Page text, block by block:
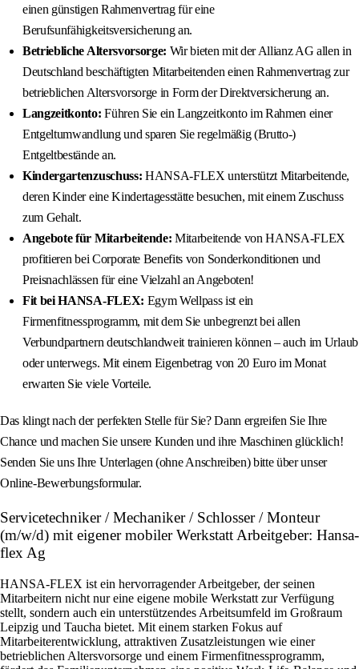
einen günstigen Rahmenvertrag für eine
Berufsunfähigkeitsversicherung an.
Betriebliche Altersvorsorge: Wir bieten mit der Allianz AG allen in
Deutschland beschäftigten Mitarbeitenden einen Rahmenvertrag zur
betrieblichen Altersvorsorge in Form der Direktversicherung an.
Langzeitkonto: Führen Sie ein Langzeitkonto im Rahmen einer
Entgeltumwandlung und sparen Sie regelmäßig (Brutto-)
Entgeltbestände an.
Kindergartenzuschuss: HANSA-FLEX unterstützt Mitarbeitende,
deren Kinder eine Kindertagesstätte besuchen, mit einem Zuschuss
zum Gehalt.
Angebote für Mitarbeitende: Mitarbeitende von HANSA-FLEX
profitieren bei Corporate Benefits von Sonderkonditionen und
Preisnachlässen für eine Vielzahl an Angeboten!
Fit bei HANSA-FLEX: Egym Wellpass ist ein
Firmenfitnessprogramm, mit dem Sie unbegrenzt bei allen
Verbundpartnern deutschlandweit trainieren können – auch im Urlaub
oder unterwegs. Mit einem Eigenbetrag von 20 Euro im Monat
erwarten Sie viele Vorteile.
Das klingt nach der perfekten Stelle für Sie? Dann ergreifen Sie Ihre
Chance und machen Sie unsere Kunden und ihre Maschinen glücklich!
Senden Sie uns Ihre Unterlagen (ohne Anschreiben) bitte über unser
Online-Bewerbungsformular.
Servicetechniker / Mechaniker / Schlosser / Monteur
(m/w/d) mit eigener mobiler Werkstatt Arbeitgeber: Hansa-
flex Ag
HANSA-FLEX ist ein hervorragender Arbeitgeber, der seinen
Mitarbeitern nicht nur eine eigene mobile Werkstatt zur Verfügung
stellt, sondern auch ein unterstützendes Arbeitsumfeld im Großraum
Leipzig und Taucha bietet. Mit einem starken Fokus auf
Mitarbeiterentwicklung, attraktiven Zusatzleistungen wie einer
betrieblichen Altersvorsorge und einem Firmenfitnessprogramm,